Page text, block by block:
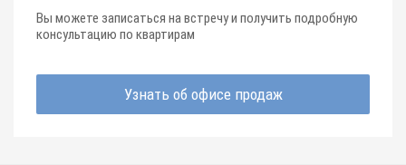
Вы можете записаться на встречу и получить подробную
консультацию по квартирам
Узнать об офисе продаж